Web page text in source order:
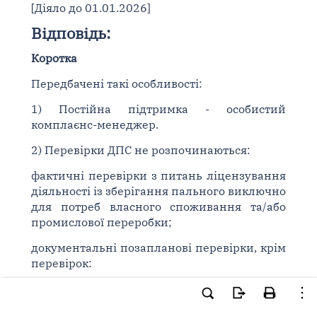
[Діяло до 01.01.2026]
Відповідь:
Коротка
Передбачені такі особливості:
1) Постійна підтримка - особистий
комплаєнс-менеджер.
2) Перевірки ДПС не розпочинаються:
фактичні перевірки з питань ліцензування
діяльності із зберігання пального виключно
для потреб власного споживання та/або
промислової переробки;
документальні позапланові перевірки, крім
перевірок:
- що проводяться виключно на звернення